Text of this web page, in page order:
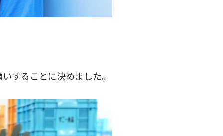
することに決めました。